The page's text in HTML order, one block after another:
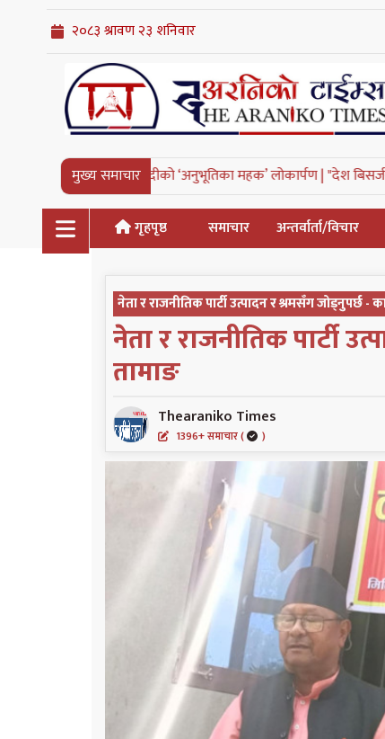
मुख्य समाचार
‘अनुभूतिका महक’ लोकार्पण |"देश बिसर्जन भयो भने मानिस आमाबाबु
गृहपृष्ठ समाचार अन्तर्वार्ता/विचार
नेता र राजनीतिक पार्टी उत्पादन र श्रमसँग जोड्नुपर्छ -
नेता र राजनीतिक पार्टी
तामाङ
Thearaniko Times
1396+ समाचार ( )